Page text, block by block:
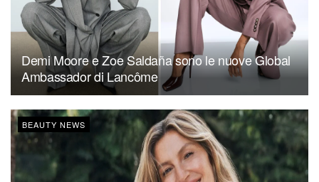
Demi Moore e Zoe Saldaña sono le nuove Global
Ambassador di Lancôme
BEAUTY NEWS